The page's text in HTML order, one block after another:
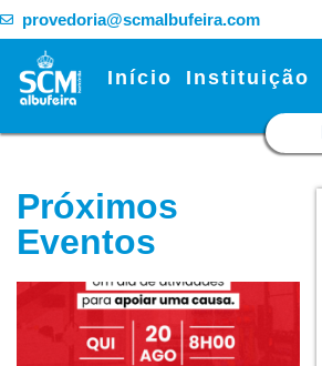
provedoria@scmalbufeira.com
Início Instituição
Próximos
Eventos